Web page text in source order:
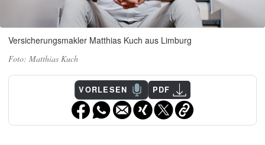
Versicherungsmakler Matthias Kuch aus Limburg
Matthias Kuch
VORLESEN PDF